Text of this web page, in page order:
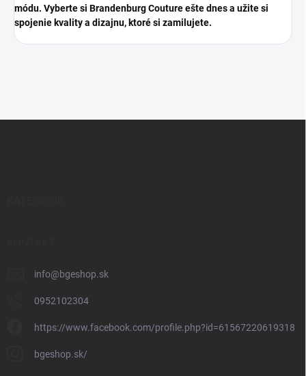
módu. Vyberte si Brandenburg Couture ešte dnes a užite si
spojenie kvality a dizajnu, ktoré si zamilujete.
info@bgeshop.sk
0952102304
https://www.facebook.com/profile.php?id=61567220619318
bgeshop.sk/